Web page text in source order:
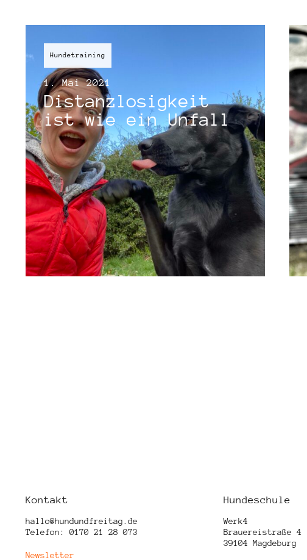
Hundetraining
1. Mai 2021
Distanzlosigkeit
ist wie ein Unfall
Kontakt
hallo@hundundfreitag.de
Telefon: 0170 21 28 073
Newsletter
Hundeschule
Werk4
Brauereistraße 4
39104 Magdeburg